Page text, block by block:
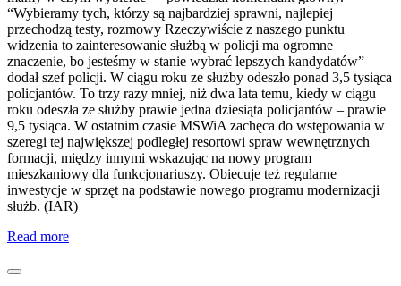
“Wybieramy tych, którzy są najbardziej sprawni, najlepiej
przechodzą testy, rozmowy Rzeczywiście z naszego punktu
widzenia to zainteresowanie służbą w policji ma ogromne
znaczenie, bo jesteśmy w stanie wybrać lepszych kandydatów” –
dodał szef policji. W ciągu roku ze służby odeszło ponad 3,5 tysiąca
policjantów. To trzy razy mniej, niż dwa lata temu, kiedy w ciągu
roku odeszła ze służby prawie jedna dziesiąta policjantów – prawie
9,5 tysiąca. W ostatnim czasie MSWiA zachęca do wstępowania w
szeregi tej największej podległej resortowi spraw wewnętrznych
formacji, między innymi wskazując na nowy program
mieszkaniowy dla funkcjonariuszy. Obiecuje też regularne
inwestycje w sprzęt na podstawie nowego programu modernizacji
służb. (IAR)
Read more